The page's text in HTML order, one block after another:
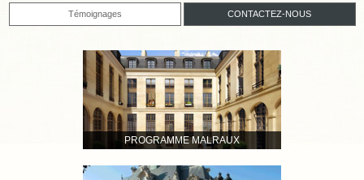
Témoignages CONTACTEZ-NOUS
PROGRAMME MALRAUX